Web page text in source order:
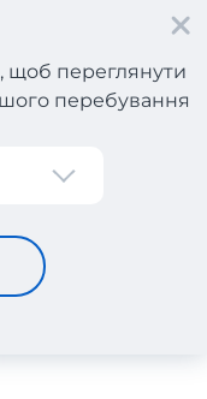
щоб переглянути
перебування